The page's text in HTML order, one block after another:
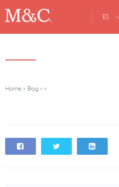
ES
Home » Blog » »